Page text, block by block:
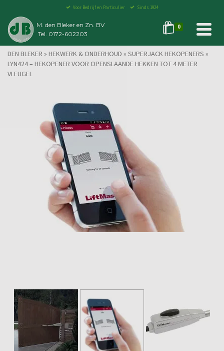
Voor Bedrijf en Particulier Sinds 1924
M. den Bleker en Zn. BV
Tel. 0172-602203
0
DEN BLEKER » HEKWERK & ONDERHOUD » SUPERJACK HEKOPENERS »
LYN424 – HEKOPENER VOOR OPENSLAANDE HEKKEN TOT 4 METER
VLEUGEL